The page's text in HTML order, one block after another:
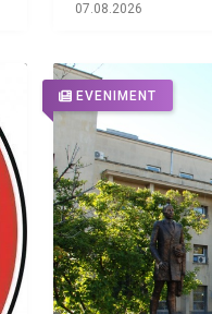
07.08.2026
EVENIMENT